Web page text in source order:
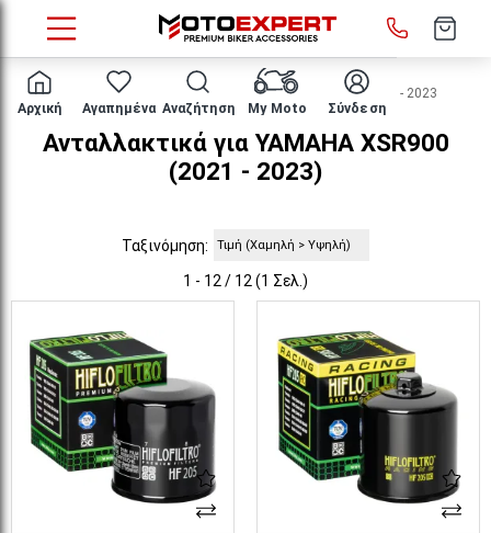
Αρχική Αγαπημένα Αναζήτηση My Moto Σύνδεση
Μάρκα/μοντέλο YAMAHA XSR900 2021 - 2023
Ανταλλακτικά για YAMAHA XSR900
(2021 - 2023)
Ταξινόμηση:
1 - 12 / 12 (1 Σελ.)